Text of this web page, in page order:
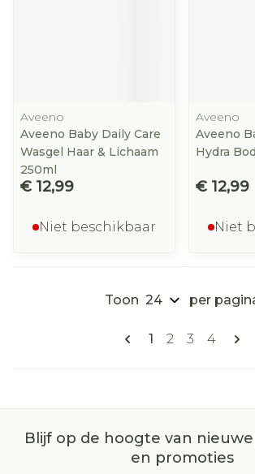
Aveeno
Aveeno Baby Daily Care
Wasgel Haar & Lichaam
250ml
€ 12,99
Niet beschikbaar
Aveeno
Aveeno
Hydra
€ 12,99
Niet
Pagina's
U lees
1 Pagina
2 Pagina
3 Pagina
4
Toon per
Blijf op de hoogte van
en promoties